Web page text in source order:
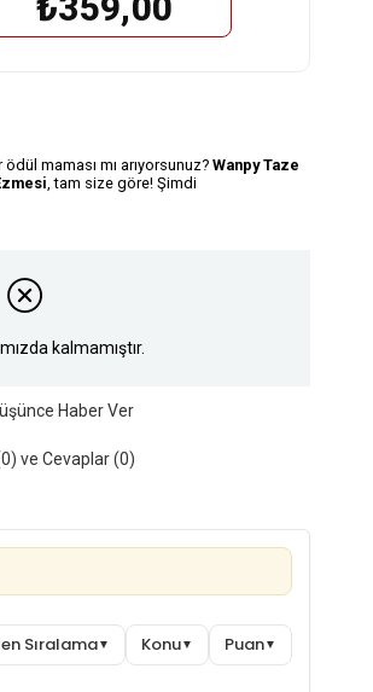
maması mı arıyorsunuz? Wanpy Taze
, tam size göre! Şimdi
kalmamıştır.
Haber Ver
ve Cevaplar (0)
Sıralama▼ Konu▼ Puan▼